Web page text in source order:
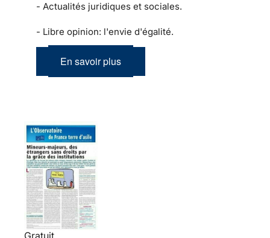
- Actualités juridiques et sociales.
- Libre opinion: l'envie d'égalité.
En savoir plus
Gratuit